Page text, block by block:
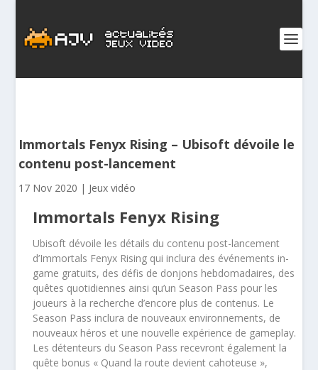
Immortals Fenyx Rising – Ubisoft dévoile le
contenu post-lancement
17 Nov 2020 | Jeux vidéo
Immortals Fenyx Rising
Ubisoft dévoile les détails du contenu post-lancement
d’Immortals Fenyx Rising qui inclura des événements in-
game gratuits, des défis de donjons hebdomadaires, des
quêtes quotidiennes ainsi qu’un Season Pass pour les
joueurs à la recherche d’encore plus de contenus. Le
Season Pass inclura de nouveaux environnements, de
nouveaux héros et une nouvelle expérience de gameplay.
Les détenteurs du Season Pass recevront également la
quête bonus « Quand la route devient cahoteuse »,